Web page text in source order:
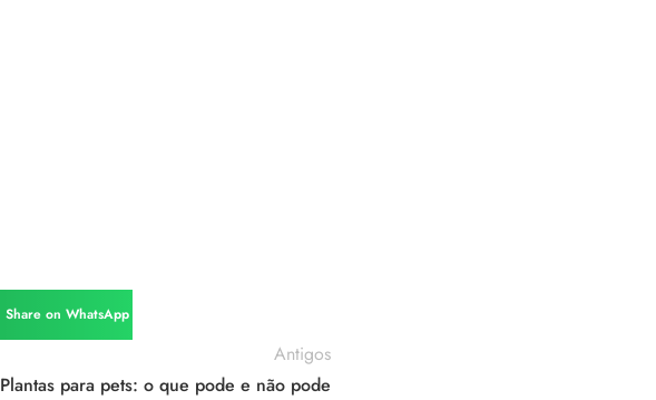
Share on WhatsApp
Antigos
Plantas para pets: o que pode e não pode